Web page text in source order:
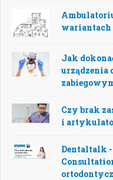
wariantach
Jak
urządzenia
Czy brak
i
Dentaltalk